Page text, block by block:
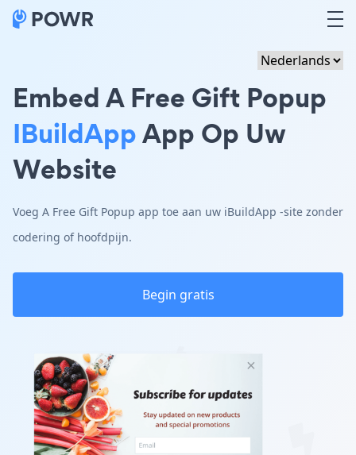
Embed A Free Gift Popup
IBuildAppApp Op Uw
Website
Voeg A Free Gift Popup app toe aan uw iBuildApp -site zonder
codering of hoofdpijn.
Begin gratis